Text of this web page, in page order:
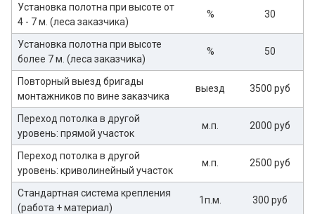
Установка полотна при высоте от
4 - 7 м. (леса заказчика)
% 30
Установка полотна при высоте
более 7 м. (леса заказчика)
% 50
Повторный выезд бригады
монтажников по вине заказчика
выезд 3500 руб
Переход потолка в другой
уровень: прямой участок
м.п. 2000 руб
Переход потолка в другой
уровень: криволинейный участок
м.п. 2500 руб
Стандартная система крепления
(работа + материал)
1п.м. 300 руб